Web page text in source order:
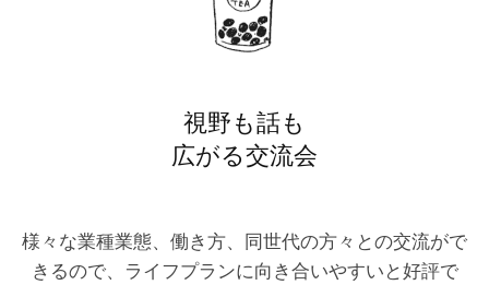
視野も話も
広がる交流会
様々な業種業態、働き方、同世代の方々との交流がで
きるので、ライフプランに向き合いやすいと好評で